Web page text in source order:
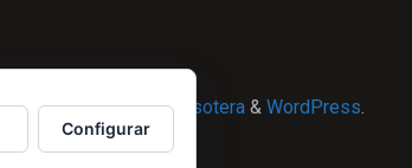
Powered by Esotera & WordPress.
Configurar